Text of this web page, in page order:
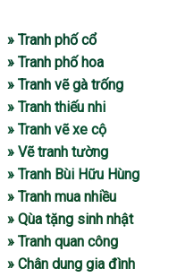
» Tranh phố cổ
» Tranh phố hoa
» Tranh vẽ gà trống
» Tranh thiếu nhi
» Tranh vẽ xe cộ
» Vẽ tranh tường
» Tranh Bùi Hữu Hùng
» Tranh mua nhiều
» Qùa tặng sinh nhật
» Tranh quan công
» Chân dung gia đình